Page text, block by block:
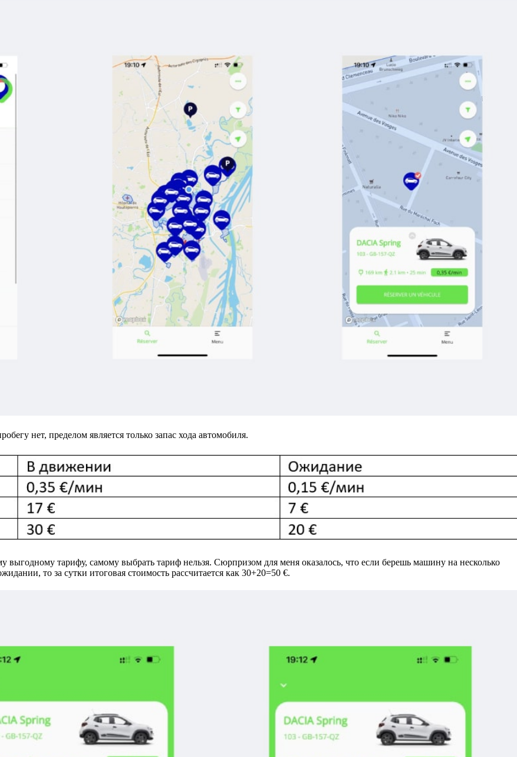
нет, пределом является только запас хода автомобиля.
выгодному тарифу, самому выбрать тариф нельзя. Сюрпризом для меня оказалось, что если берешь машину на несколько
то за сутки итоговая стоимость рассчитается как 30+20=50 €.